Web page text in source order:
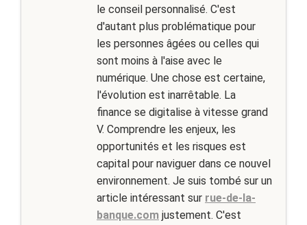
le conseil personnalisé. C'est
d'autant plus problématique pour
les personnes âgées ou celles qui
sont moins à l'aise avec le
numérique. Une chose est certaine,
l'évolution est inarrêtable. La
finance se digitalise à vitesse grand
V. Comprendre les enjeux, les
opportunités et les risques est
capital pour naviguer dans ce nouvel
environnement. Je suis tombé sur un
article intéressant sur rue-de-la-
banque.com justement. C'est